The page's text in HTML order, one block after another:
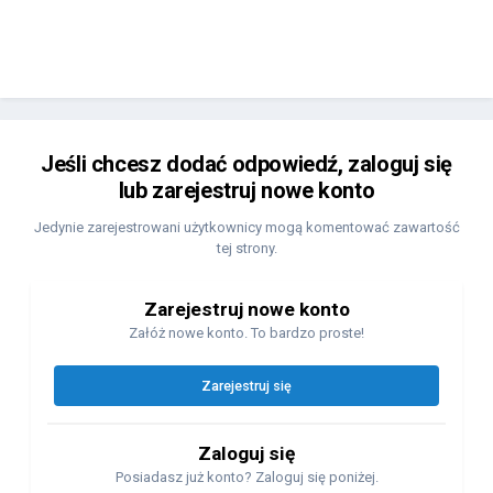
Jeśli chcesz dodać odpowiedź, zaloguj się
lub zarejestruj nowe konto
Jedynie zarejestrowani użytkownicy mogą komentować zawartość
tej strony.
Zarejestruj nowe konto
Załóż nowe konto. To bardzo proste!
Zarejestruj się
Zaloguj się
Posiadasz już konto? Zaloguj się poniżej.